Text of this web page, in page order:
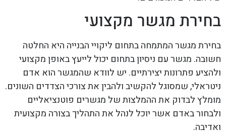
בחירת מגשר מקצועי
בחירת מגשר המתמחה בתחום ליקויי הבנייה היא החלטה
חשובה. מגשר עם ניסיון בתחום יכול לייעץ באופן מקצועי
ולהציע פתרונות יצירתיים. יש לוודא שהמגשר הוא אדם
ניטראלי, שמסוגל להקשיב ולהבין את צורכי הצדדים השונים.
מומלץ לבדוק את ההמלצות של מגשרים פוטנציאליים
ולבחור באדם אשר יוכל לנהל את התהליך בצורה מקצועית
ואדיבה.